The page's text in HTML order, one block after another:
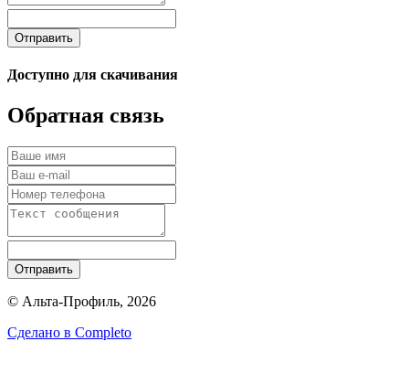
Отправить
Доступно для скачивания
Обратная связь
Отправить
© Альта-Профиль, 2026
Сделано в Completo